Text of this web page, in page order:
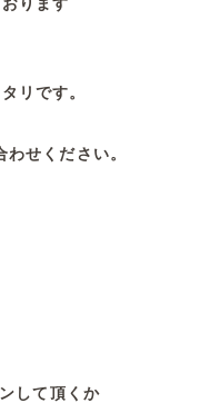
リです。
せください。
して頂くか